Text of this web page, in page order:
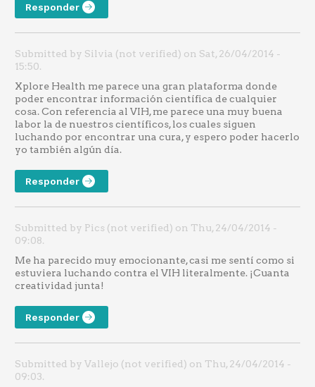
Responder
Submitted by Silvia (not verified) on Sat, 26/04/2014 -
15:50.
Xplore Health me parece una gran plataforma donde
poder encontrar información científica de cualquier
cosa. Con referencia al VIH, me parece una muy buena
labor la de nuestros científicos, los cuales siguen
luchando por encontrar una cura, y espero poder hacerlo
yo también algún día.
Responder
Submitted by Pics (not verified) on Thu, 24/04/2014 -
09:08.
Me ha parecido muy emocionante, casi me sentí como si
estuviera luchando contra el VIH literalmente. ¡Cuanta
creatividad junta!
Responder
Submitted by Vallejo (not verified) on Thu, 24/04/2014 -
09:03.